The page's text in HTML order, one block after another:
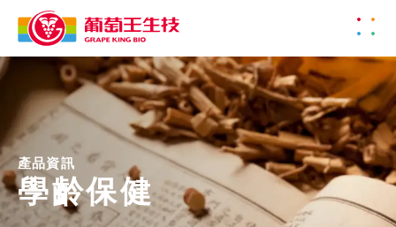
產品資訊
學齡保健